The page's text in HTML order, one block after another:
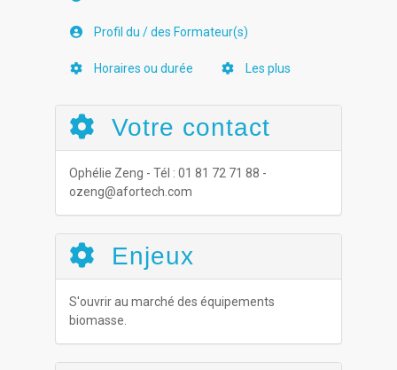
Profil du / des Formateur(s)
Horaires ou durée Les plus
Votre contact
Ophélie Zeng - Tél : 01 81 72 71 88 -
ozeng@afortech.com
Enjeux
S'ouvrir au marché des équipements
biomasse.